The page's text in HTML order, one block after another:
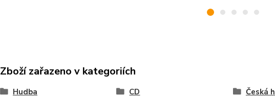
Zboží zařazeno v kategoriích
Hudba CD Česká